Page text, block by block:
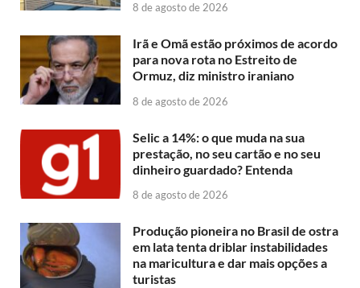
8 de agosto de 2026
Irã e Omã estão próximos de acordo
para nova rota no Estreito de
Ormuz, diz ministro iraniano
8 de agosto de 2026
Selic a 14%: o que muda na sua
prestação, no seu cartão e no seu
dinheiro guardado? Entenda
8 de agosto de 2026
Produção pioneira no Brasil de ostra
em lata tenta driblar instabilidades
na maricultura e dar mais opções a
turistas